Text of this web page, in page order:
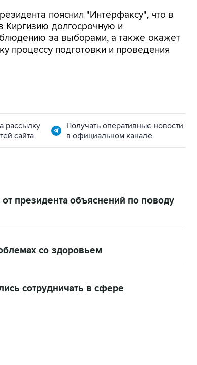
пояснил "Интерфаксу", что в
Киргизию долгосрочную и
за выборами, а также окажет
процессу подготовки и проведения
рассылку
сайта
Получать оперативные новости
в официальном канале
президента объяснений по поводу
со здоровьем
сотрудничать в сфере